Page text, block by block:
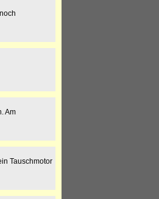
Am
Tauschmotor